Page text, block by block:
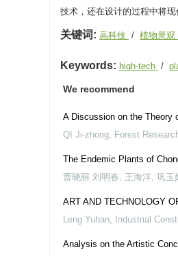
技术，还在设计的过程中将
关键词: 高科技 / 植物景观
Keywords: high-tech /
We recommend
A Discussion on the Theory
QI Ji-zhong, Forest
The Endemic Plants of
曹晓丽 刘明春, 王海洋, 巩玉
ART AND TECHNOLOGY
Leng Yuhan, Industrial
Analysis on the Artistic